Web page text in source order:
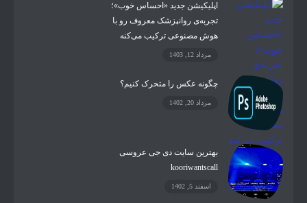
اپلیکیشن جدید «احساس خوب»؛
تجربه‌ی روانپزشک معروف رو با
هوش مصنوعی ترکیب می‌کنه
مرداد 12, 1403
چگونه عکس را متحرک کنیم؟
مرداد 20, 1402
بهترین سایت دی جی عروسی
kooriwantscall
اسفند 5, 1402